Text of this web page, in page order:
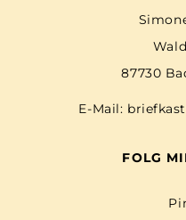
87730
E-Mail:
FOLG